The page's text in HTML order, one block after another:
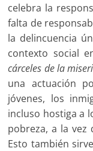
celebra la
falta de
la delincuencia
contexto social
cárceles de la
una actuación
jóvenes, los
incluso hostiga a
pobreza, a la vez
Esto también